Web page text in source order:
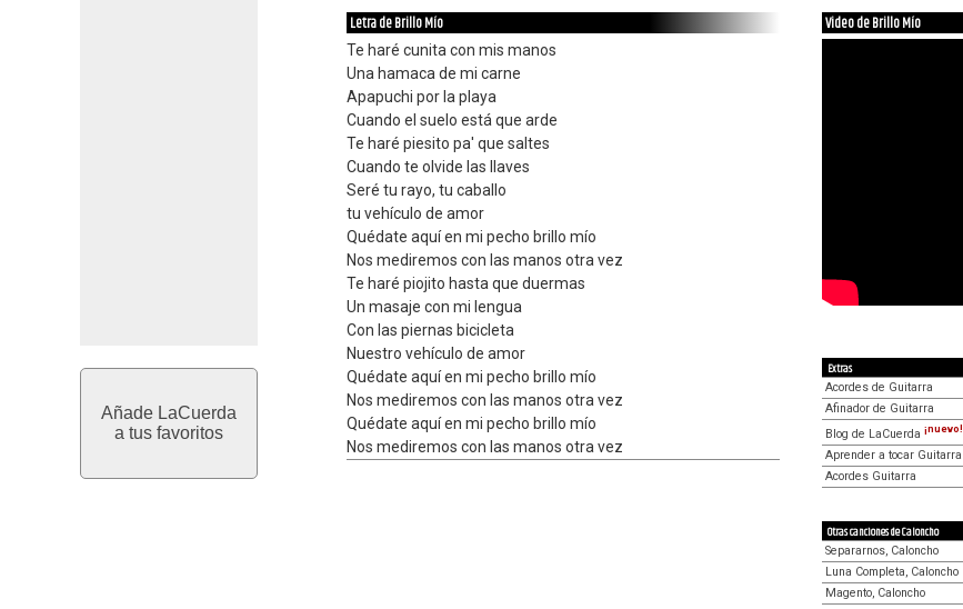
Añade LaCuerda
a tus favoritos
Letra de Brillo Mío
Te haré cunita con mis manos
Una hamaca de mi carne
Apapuchi por la playa
Cuando el suelo está que arde
Te haré piesito pa' que saltes
Cuando te olvide las llaves
Seré tu rayo, tu caballo
tu vehículo de amor
Quédate aquí en mi pecho brillo mío
Nos mediremos con las manos otra vez
Te haré piojito hasta que duermas
Un masaje con mi lengua
Con las piernas bicicleta
Nuestro vehículo de amor
Quédate aquí en mi pecho brillo mío
Nos mediremos con las manos otra vez
Quédate aquí en mi pecho brillo mío
Nos mediremos con las manos otra vez
Video de Brillo Mío
Extras
Acordes de Guitarra
Afinador de Guitarra
Blog de LaCuerda ¡nuevo!
Aprender a tocar Guitarra
Acordes Guitarra
Otras canciones de Caloncho
Separarnos, Caloncho
Luna Completa, Caloncho
Magento, Caloncho